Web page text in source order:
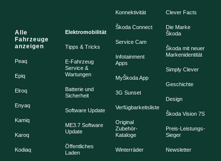
Alle
Fahrzeuge
anzeigen
Peaq
Epiq
Elroq
Enyaq
Kamiq
Karoq
Kodiaq
Elektromobilität
Tipps & Tricks
E-Fahrzeug
Service &
Wartungen
Batterie und
Sicherheit
Software Update
ME3.7 Software
Update
Öffentliches
Laden
Konnektivität
Škoda Connect
Service Cam
Infotainment
Apps
MyŠkoda App
3G Sunset
Verfügbarkeitsliste
Original
Zubehör-
Kataloge
Winterräder
Clever Facts
Die Marke
Škoda
Škoda mit neuer
Markenidentität
Simply Clever
Geschichte
Design
Škoda Vision 7S
Preis-Leistungs-
Sieger
Newsletter